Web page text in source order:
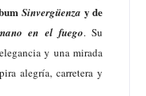
Sinvergüenza y de
en el fuego. Su
y una mirada
alegría, carretera y